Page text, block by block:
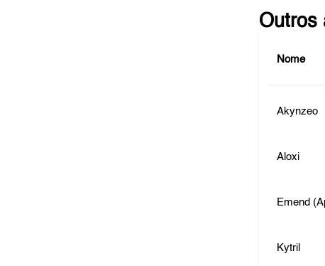
Outros
Nome
Akynzeo
Aloxi
Emend
Kytril